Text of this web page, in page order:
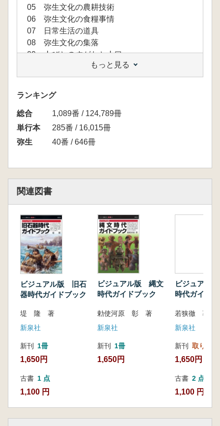
05 弥生文化の農耕技術
06 弥生文化の食糧事情
07 日常生活の道具
08 弥生文化の集落
09 人びとのすがたと人口
10 集落間、地域間の関係の進展
11 祭祀・儀礼の発達
12 集団間の争い
13 墓からわかること
14 弥生文化の世界観を探る
15 弥生文化をとりまく世界
16 石製利器から鉄製利器へ
21 超大型集落の終焉と弥生社会の特質
訪ねてみたい弥生文化関連遺跡
本書で紹介した遺跡
もっと見る
ランキング
総合
1,089番 / 124,789冊
単行本
285番 / 16,015冊
弥生
40番 / 646冊
関連図書
ビジュアル版 旧石
器時代ガイドブック
堤 隆 著
新泉社
新刊 1冊
1,650円
古書 1 点
1,100 円
ビジュアル版 縄文
時代ガイドブック
勅使河原 彰 著
新泉社
新刊 1冊
1,650円
ビジュアル
時代ガイド
若狭徹 著
新泉社
新刊 取り寄せ
1,650円
古書 2 点
1,100 円~